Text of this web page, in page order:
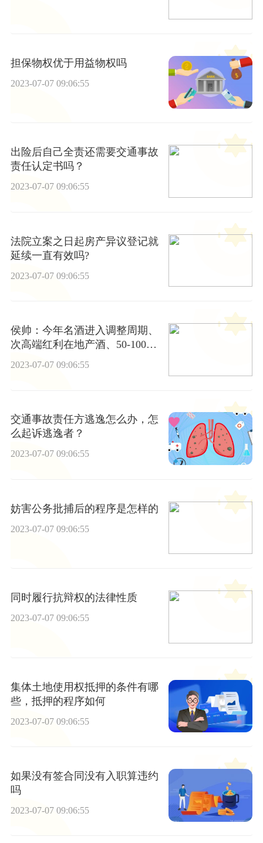
担保物权优于用益物权吗
2023-07-07 09:06:55
出险后自己全责还需要交通事故
责任认定书吗？
2023-07-07 09:06:55
法院立案之日起房产异议登记就
延续一直有效吗?
2023-07-07 09:06:55
侯帅：今年名酒进入调整周期、
次高端红利在地产酒、50-100光
瓶酒是伪命题……
2023-07-07 09:06:55
交通事故责任方逃逸怎么办，怎
么起诉逃逸者？
2023-07-07 09:06:55
妨害公务批捕后的程序是怎样的
2023-07-07 09:06:55
同时履行抗辩权的法律性质
2023-07-07 09:06:55
集体土地使用权抵押的条件有哪
些，抵押的程序如何
2023-07-07 09:06:55
如果没有签合同没有入职算违约
吗
2023-07-07 09:06:55